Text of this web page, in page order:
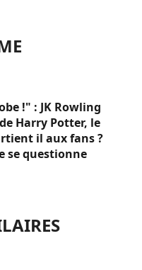
!" : JK Rowling
Harry Potter, le
il aux fans ?
se questionne